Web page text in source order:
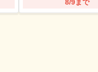
8/9まで